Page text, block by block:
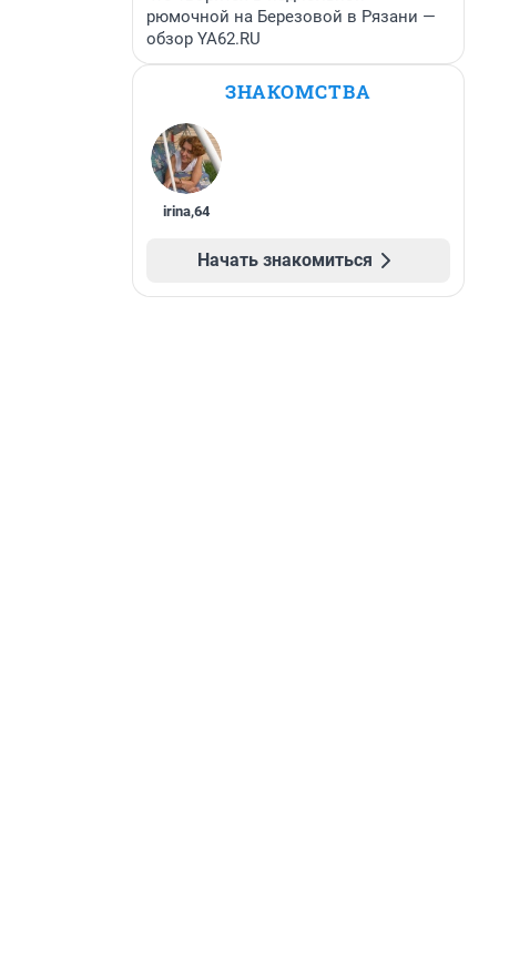
рюмочной на Березовой в Рязани —
обзор YA62.RU
ЗНАКОМСТВА
irina,64
Начать знакомиться